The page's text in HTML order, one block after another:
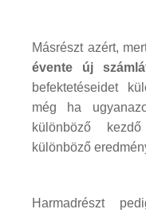
Másrészt azért,
évente új
befektetéseidet
még ha
különböző
különböző
Harmadrészt